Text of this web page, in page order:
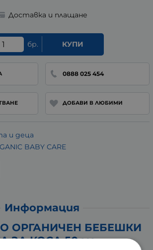
Доставка и плащане
бр. КУПИ
0888 025 454
ДОБАВИ В ЛЮБИМИ
и деца
BABY CARE
Информация
ОРГАНИЧЕН БЕБЕШКИ
ЗА КОСА 50 мл